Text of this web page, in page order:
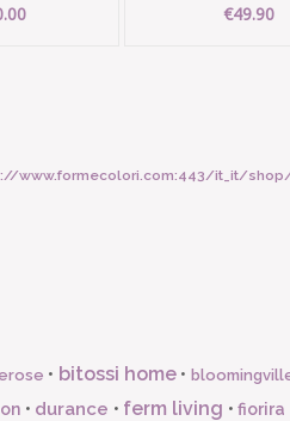
€49.90
www.formecolori.com:443/it_it/shop/
• bitossi home •
• durance • ferm living •fiorira